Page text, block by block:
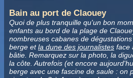
Bain au port de Claouey
Quoi de plus tranquille qu'un bon
enfants au bord de la plage de
nombreuses cabanes de
berge etla dune des journalistes face
bâtie. Remarquez sur la photo, la
la côte. Autrefois (et encore
berge avec une fascine de saule : on